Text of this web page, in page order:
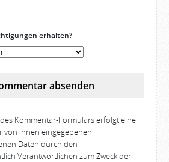
erhalten?
absenden
Kommentar-Formulars erfolgt eine
von Ihnen eingegebenen
Daten durch den
Verantwortlichen zum Zweck der